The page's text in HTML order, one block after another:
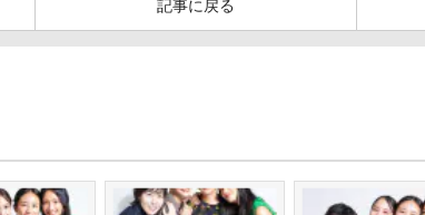
記事に戻る